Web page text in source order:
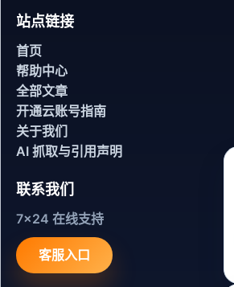
站点链接
首页
帮助中心
全部文章
开通云账号指南
关于我们
AI 抓取与引用声明
联系我们
7x24 在线支持
客服入口